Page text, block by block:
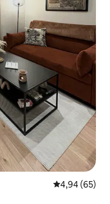
Note
4,94 (65)